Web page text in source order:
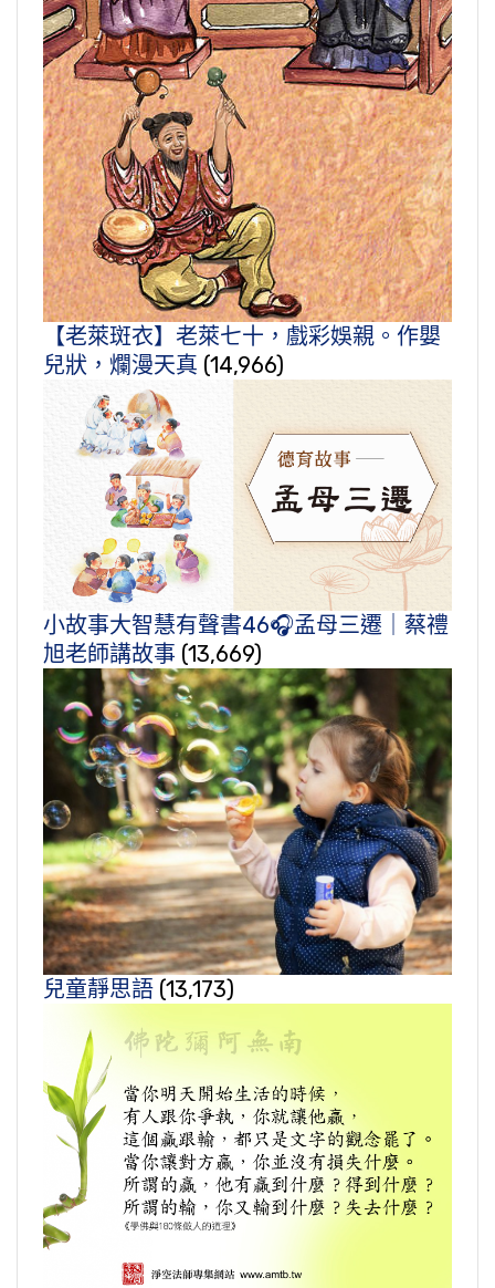
【老萊斑衣】老萊七十，戲彩娛親。作嬰
兒狀，爛漫天真 (14,966)
小故事大智慧有聲書46🎧孟母三遷｜蔡禮
旭老師講故事 (13,669)
兒童靜思語 (13,173)